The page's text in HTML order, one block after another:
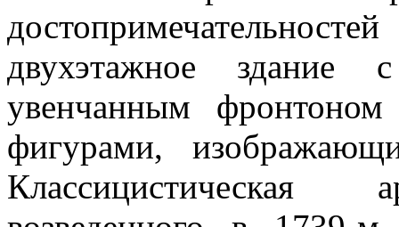
двухэтажное здание
увенчанным
фигурами,
Классицистическая